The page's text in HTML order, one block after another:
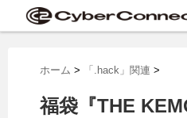
ホーム > 「.hack」関連 >
福袋『THE